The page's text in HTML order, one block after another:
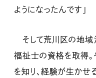
ようになったんです」
そして荒川区の地域
福祉士の資格を取得。
を知り、経験が生かせ